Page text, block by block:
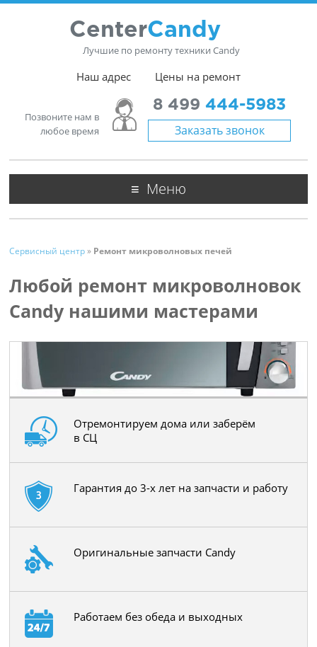
CenterCandy
Лучшие по ремонту техники Candy
Наш адрес Цены на ремонт
Позвоните нам в
любое время
8 499444-5983
Заказать звонок
Меню
Сервисный центр» Ремонт микроволновых печей
Любой ремонт микроволновок
Candy нашими мастерами
Отремонтируем дома или заберём
в СЦ
Гарантия до 3-х лет на запчасти и работу
Оригинальные запчасти Candy
Работаем без обеда и выходных